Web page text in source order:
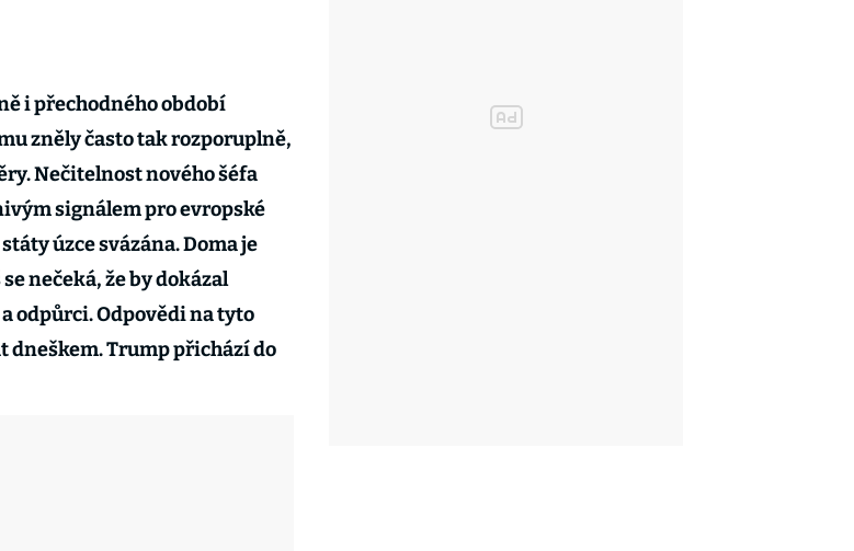
i přechodného období
zněly často tak rozporuplně,
Nečitelnost nového šéfa
signálem pro evropské
úzce svázána. Doma je
nečeká, že by dokázal
odpůrci. Odpovědi na tyto
dneškem. Trump přichází do